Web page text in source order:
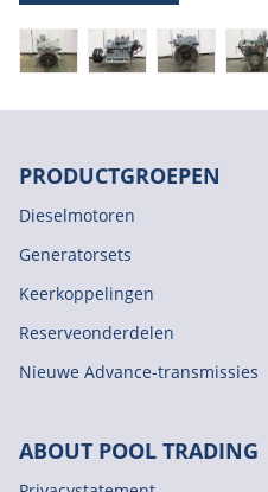
PRODUCTGROEPEN
Dieselmotoren
Generatorsets
Keerkoppelingen
Reserveonderdelen
Nieuwe Advance-transmissies
ABOUT POOL TRADING